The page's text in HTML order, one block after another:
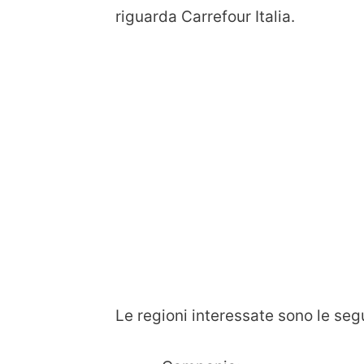
riguarda Carrefour Italia.
Le regioni interessate sono le